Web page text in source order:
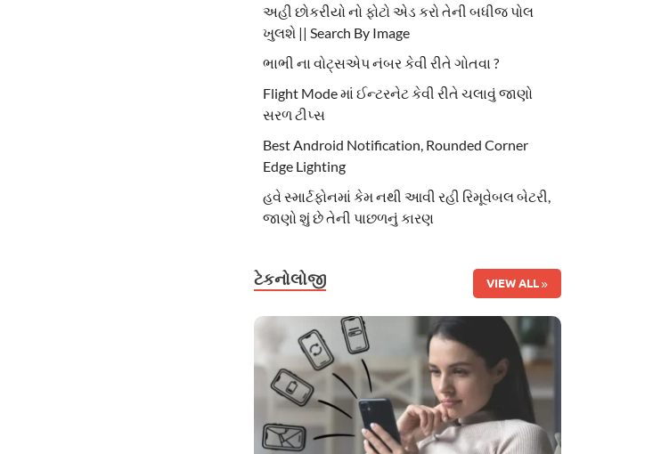
અહી છોકરીયો નો ફોટો એડ કરો તેની બધીજ પોલ
ખુલશે || Search By Image
ભાભી ના વોટ્સએપ નંબર કેવી રીતે ગોતવા ?
Flight Mode માં ઈન્ટરનેટ કેવી રીતે ચલાવું જાણો
સરળ ટીપ્સ
Best Android Notification, Rounded Corner
Edge Lighting
હવે સ્માર્ટફોનમાં કેમ નથી આવી રહી રિમૂવેબલ બેટરી,
જાણો શું છે તેની પાછળનું કારણ
ટેકનોલોજી VIEW ALL